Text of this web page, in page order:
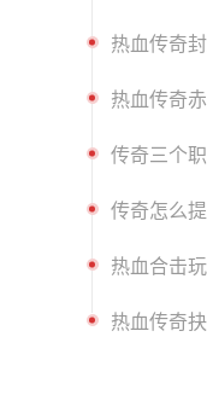
热血传奇
热血传奇
传奇三个
传奇怎么
热血合击
热血传奇